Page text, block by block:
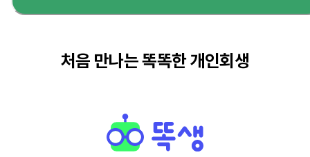
처음 만나는 똑똑한 개인회생